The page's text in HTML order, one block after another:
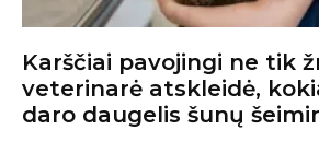
Karščiai pavojingi ne tik
veterinarė atskleidė,
daro daugelis šunų